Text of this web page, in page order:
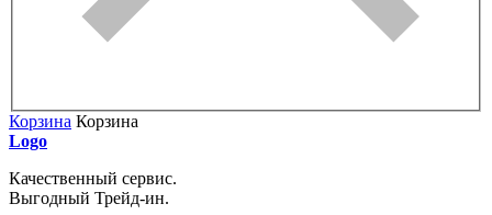
Корзина Корзина
Logo
Качественный сервис.
Выгодный Трейд-ин.